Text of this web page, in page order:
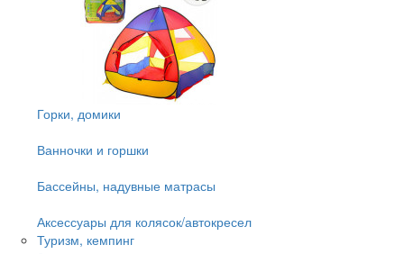
Горки, домики
Ванночки и горшки
Бассейны, надувные матрасы
Аксессуары для колясок/автокресел
Туризм, кемпинг